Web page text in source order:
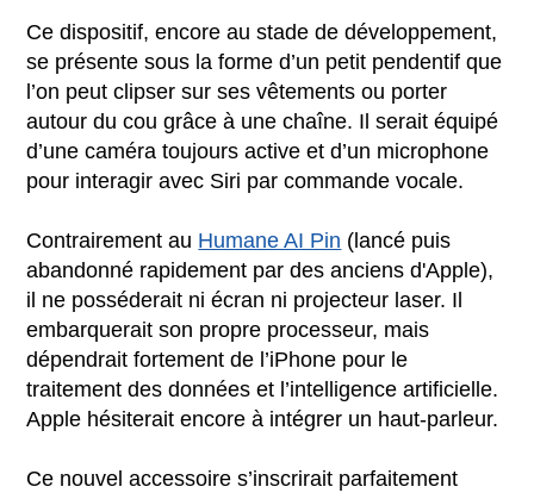
Ce dispositif, encore au stade de développement,
se présente sous la forme d’un petit pendentif que
l’on peut clipser sur ses vêtements ou porter
autour du cou grâce à une chaîne. Il serait équipé
d’une caméra toujours active et d’un microphone
pour interagir avec Siri par commande vocale.
Contrairement au Humane AI Pin (lancé puis
abandonné rapidement par des anciens d'Apple),
il ne posséderait ni écran ni projecteur laser. Il
embarquerait son propre processeur, mais
dépendrait fortement de l’iPhone pour le
traitement des données et l’intelligence artificielle.
Apple hésiterait encore à intégrer un haut-parleur.
Ce nouvel accessoire s’inscrirait parfaitement